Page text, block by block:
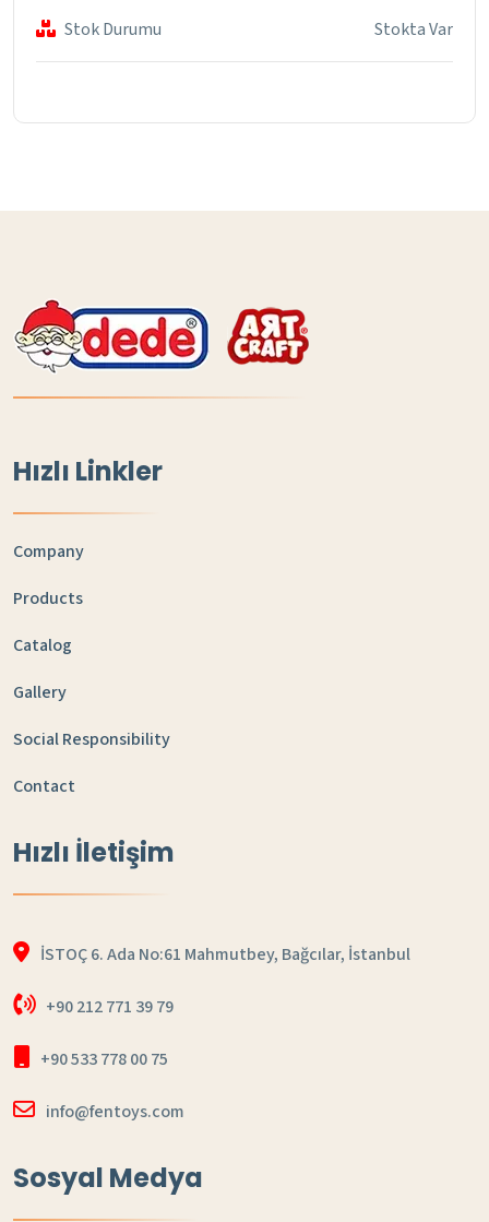
Stok Durumu Stokta Var
Hızlı Linkler
Company
Products
Catalog
Gallery
Social Responsibility
Contact
Hızlı İletişim
İSTOÇ 6. Ada No:61 Mahmutbey, Bağcılar, İstanbul
+90 212 771 39 79
+90 533 778 00 75
info@fentoys.com
Sosyal Medya